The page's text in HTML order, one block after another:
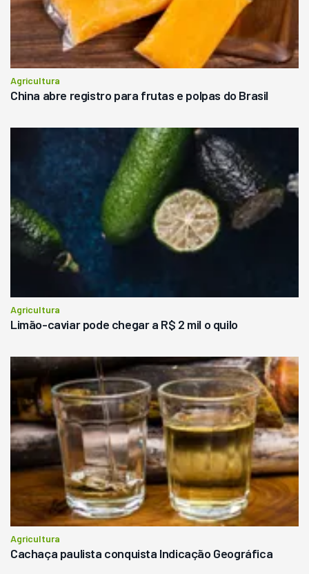
Agricultura
China abre registro para frutas e polpas do Brasil
Agricultura
Limão-caviar pode chegar a R$ 2 mil o quilo
Agricultura
Cachaça paulista conquista Indicação Geográfica